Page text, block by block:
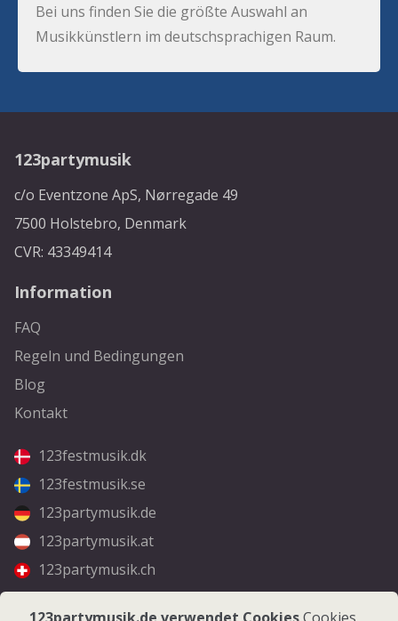
Bei uns finden Sie die größte Auswahl an
Musikkünstlern im deutschsprachigen Raum.
123partymusik
c/o Eventzone ApS, Nørregade 49
7500 Holstebro, Denmark
CVR: 43349414
Information
FAQ
Regeln und Bedingungen
Blog
Kontakt
123festmusik.dk
123festmusik.se
123partymusik.de
123partymusik.at
123partymusik.ch
Folgen Sie uns